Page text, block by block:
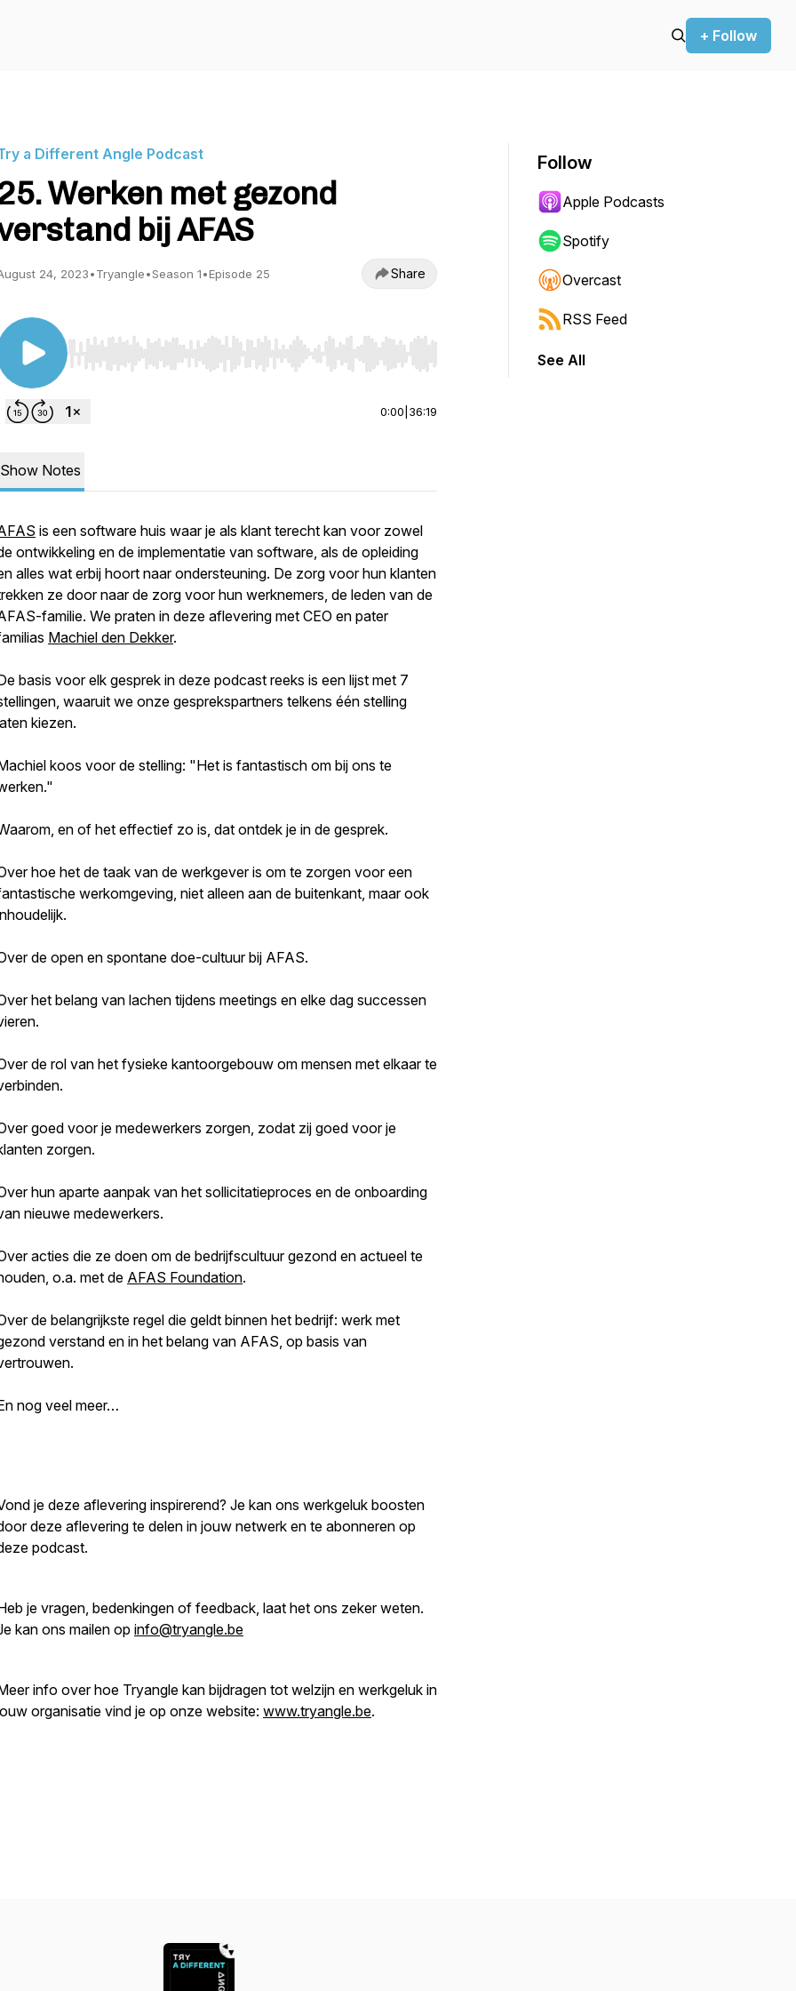
+ Follow
a Different Angle Podcast
Werken met gezond
bij AFAS
24, 2023•Tryangle•Season 1•Episode 25 Share
Use Left/Right to seek, Home/End to jump to start or end. Hold shift to jump forward or backward.
0:00 36:19
Show Notes
is een software huis waar je als klant terecht kan voor zowel
ontwikkeling en de implementatie van software, als de opleiding
alles wat erbij hoort naar ondersteuning. De zorg voor hun klanten
ze door naar de zorg voor hun werknemers, de leden van de
familie. We praten in deze aflevering met CEO en pater
Machiel den Dekker.
basis voor elk gesprek in deze podcast reeks is een lijst met 7
waaruit we onze gesprekspartners telkens één stelling
kiezen.
koos voor de stelling: "Het is fantastisch om bij ons te
en of het effectief zo is, dat ontdek je in de gesprek.
hoe het de taak van de werkgever is om te zorgen voor een
werkomgeving, niet alleen aan de buitenkant, maar ook
de open en spontane doe-cultuur bij AFAS.
het belang van lachen tijdens meetings en elke dag successen
de rol van het fysieke kantoorgebouw om mensen met elkaar te
goed voor je medewerkers zorgen, zodat zij goed voor je
zorgen.
hun aparte aanpak van het sollicitatieproces en de onboarding
nieuwe medewerkers.
acties die ze doen om de bedrijfscultuur gezond en actueel te
o.a. met de AFAS Foundation.
de belangrijkste regel die geldt binnen het bedrijf: werk met
verstand en in het belang van AFAS, op basis van
nog veel meer…
je deze aflevering inspirerend? Je kan ons werkgeluk boosten
deze aflevering te delen in jouw netwerk en te abonneren op
podcast.
je vragen, bedenkingen of feedback, laat het ons zeker weten.
kan ons mailen op info@tryangle.be
info over hoe Tryangle kan bijdragen tot welzijn en werkgeluk in
organisatie vind je op onze website: www.tryangle.be.
Follow
Apple Podcasts
Spotify
Overcast
RSS Feed
See All